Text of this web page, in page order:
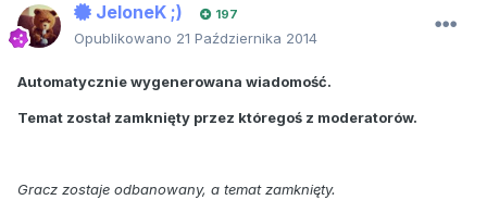
JeloneK ;) 197
Opublikowano 21 Października 2014
Automatycznie wygenerowana wiadomość.
Temat został zamknięty przez któregoś z moderatorów.
Gracz zostaje odbanowany, a temat zamknięty.